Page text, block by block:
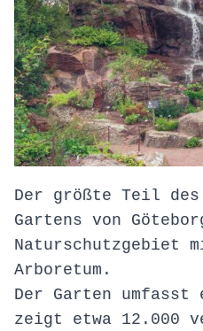
Der größte Teil des
Gartens von
Naturschutzgebiet
Arboretum.
Der Garten umfasst
zeigt etwa 12.000